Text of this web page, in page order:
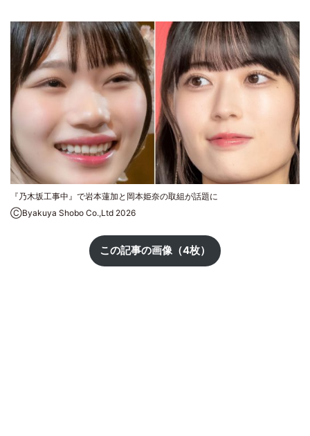
『乃木坂工事中』で岩本蓮加と岡本姫奈の取組が話題に
ⒸByakuya Shobo Co.,Ltd 2026
この記事の画像（4枚）